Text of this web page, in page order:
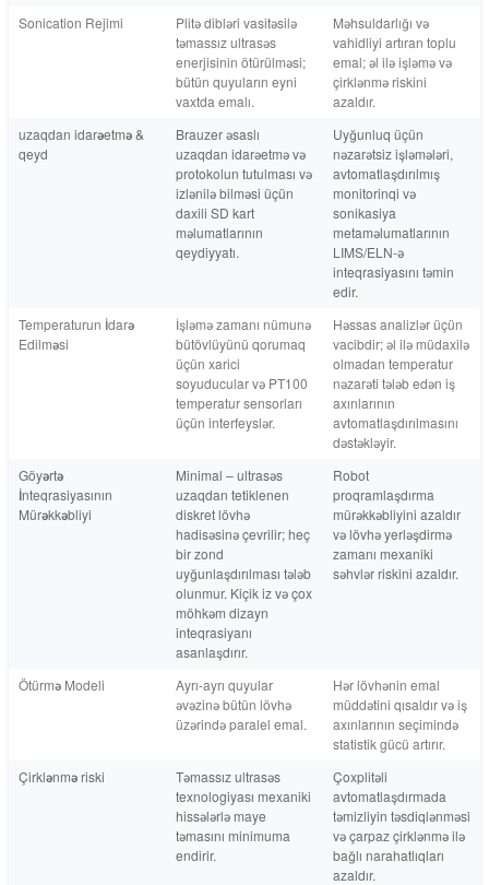
Sonication Rejimi
Plitə dibləri vasitəsilə
təmassız ultrasəs
enerjisinin ötürülməsi;
bütün quyuların eyni
vaxtda emalı.
Məhsuldarlığı və
vahidliyi artıran toplu
emal; əl ilə işləmə və
çirklənmə riskini
azaldır.
uzaqdan idarəetmə &
qeyd
Brauzer əsaslı
uzaqdan idarəetmə və
protokolun tutulması və
izlənilə bilməsi üçün
daxili SD kart
məlumatlarının
qeydiyyatı.
Uyğunluq üçün
nəzarətsiz işləmələri,
avtomatlaşdırılmış
monitorinqi və
sonikasiya
metaməlumatlarının
LIMS/ELN-ə
inteqrasiyasını təmin
edir.
Temperaturun İdarə
Edilməsi
İşləmə zamanı nümunə
bütövlüyünü qorumaq
üçün xarici
soyuducular və PT100
temperatur sensorları
üçün interfeyslər.
Həssas analizlər üçün
vacibdir; əl ilə müdaxilə
olmadan temperatur
nəzarəti tələb edən iş
axınlarının
avtomatlaşdırılmasını
dəstəkləyir.
Göyərtə
İnteqrasiyasının
Mürəkkəbliyi
Minimal – ultrasəs
uzaqdan tetiklenen
diskret lövhə
hadisəsinə çevrilir; heç
bir zond
uyğunlaşdırılması tələb
olunmur. Kiçik iz və çox
möhkəm dizayn
inteqrasiyanı
asanlaşdırır.
Robot
proqramlaşdırma
mürəkkəbliyini azaldır
və lövhə yerləşdirmə
zamanı mexaniki
səhvlər riskini azaldır.
Ötürmə Modeli
Ayrı-ayrı quyular
əvəzinə bütün lövhə
üzərində paralel emal.
Hər lövhənin emal
müddətini qısaldır və iş
axınlarının seçimində
statistik gücü artırır.
Çirklənmə riski
Təmassız ultrasəs
texnologiyası mexaniki
hissələrlə maye
təmasını minimuma
endirir.
Çoxplitəli
avtomatlaşdırmada
təmizliyin təsdiqlənməsi
və çarpaz çirklənmə ilə
bağlı narahatlıqları
azaldır.